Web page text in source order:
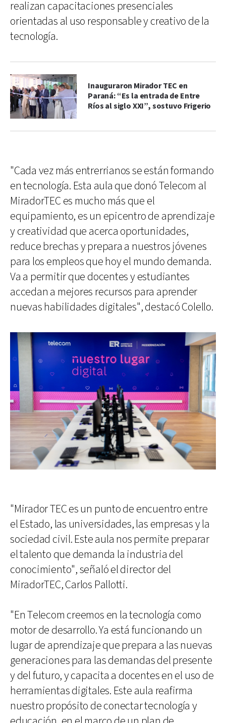
realizan capacitaciones presenciales
orientadas al uso responsable y creativo de la
tecnología.
Inauguraron Mirador TEC en
Paraná: “Es la entrada de Entre
Ríos al siglo XXI”, sostuvo Frigerio
"Cada vez más entrerrianos se están formando
en tecnología. Esta aula que donó Telecom al
MiradorTEC es mucho más que el
equipamiento, es un epicentro de aprendizaje
y creatividad que acerca oportunidades,
reduce brechas y prepara a nuestros jóvenes
para los empleos que hoy el mundo demanda.
Va a permitir que docentes y estudiantes
accedan a mejores recursos para aprender
nuevas habilidades digitales", destacó Colello.
"Mirador TEC es un punto de encuentro entre
el Estado, las universidades, las empresas y la
sociedad civil. Este aula nos permite preparar
el talento que demanda la industria del
conocimiento", señaló el director del
MiradorTEC, Carlos Pallotti.
"En Telecom creemos en la tecnología como
motor de desarrollo. Ya está funcionando un
lugar de aprendizaje que prepara a las nuevas
generaciones para las demandas del presente
y del futuro, y capacita a docentes en el uso de
herramientas digitales. Este aula reafirma
nuestro propósito de conectar tecnología y